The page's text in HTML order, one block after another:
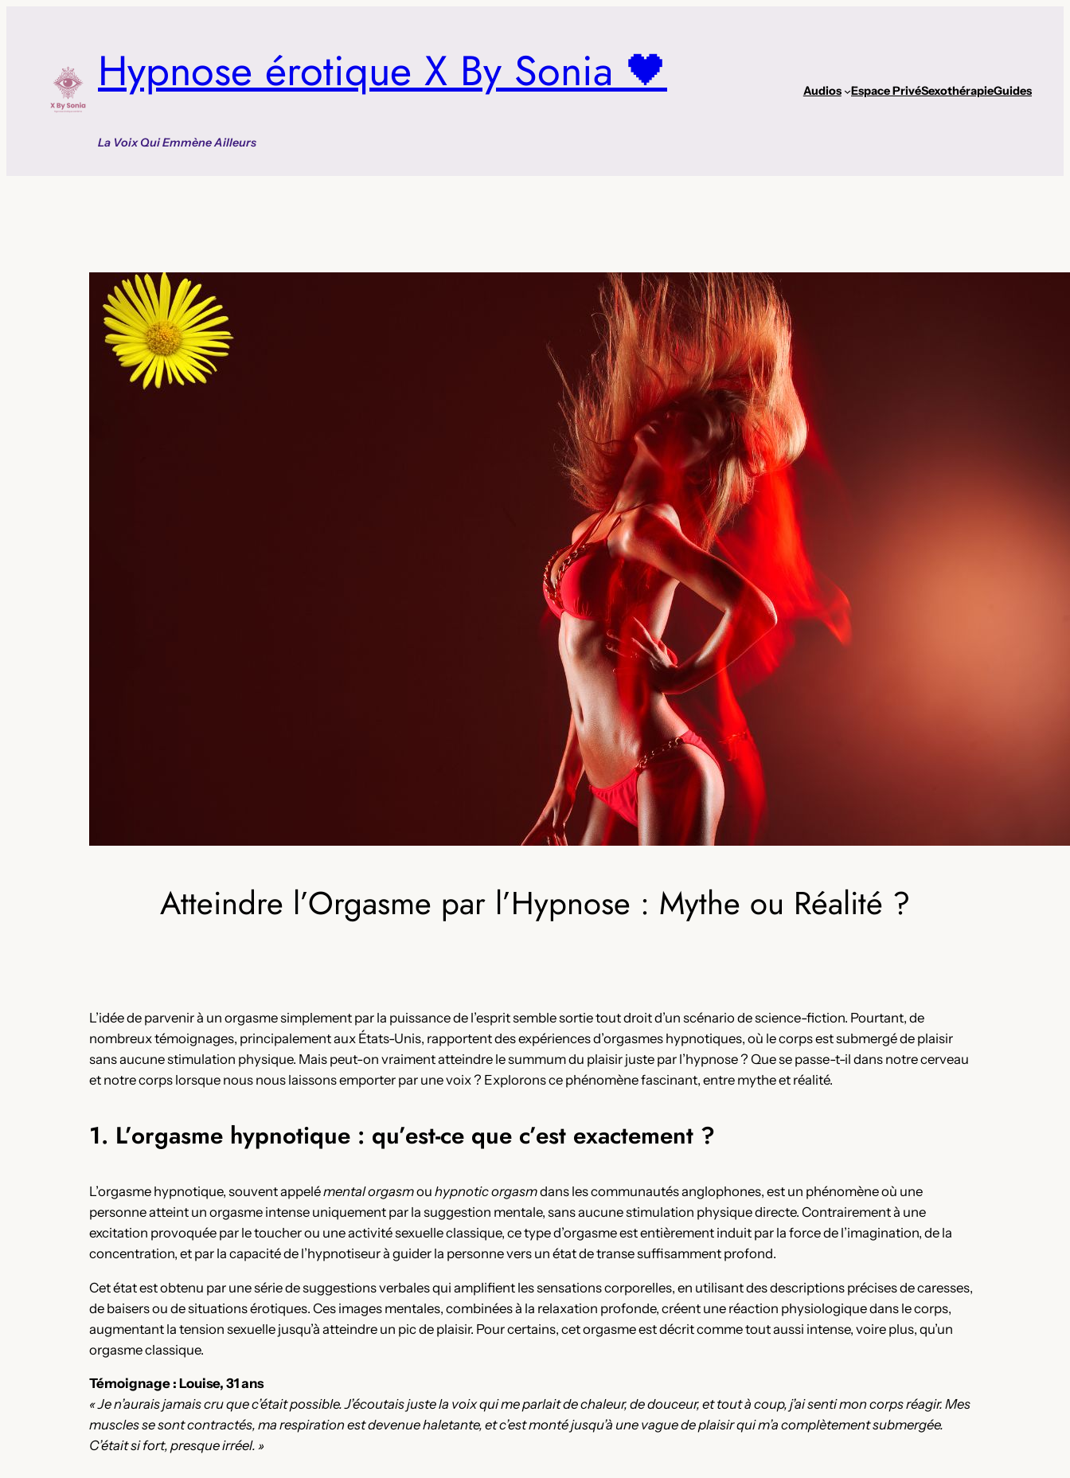
Hypnose érotique X By Sonia 🖤
La Voix Qui Emmène Ailleurs
Audios Espace PrivéSexothérapieGuides
Atteindre l’Orgasme par l’Hypnose : Mythe ou Réalité ?
L’idée de parvenir à un orgasme simplement par la puissance de l’esprit semble sortie tout droit d’un scénario de science-fiction. Pourtant, de
nombreux témoignages, principalement aux États-Unis, rapportent des expériences d’orgasmes hypnotiques, où le corps est submergé de plaisir
sans aucune stimulation physique. Mais peut-on vraiment atteindre le summum du plaisir juste par l’hypnose ? Que se passe-t-il dans notre cerveau
et notre corps lorsque nous nous laissons emporter par une voix ? Explorons ce phénomène fascinant, entre mythe et réalité.
1. L’orgasme hypnotique : qu’est-ce que c’est exactement ?
L’orgasme hypnotique, souvent appelémental orgasmou hypnotic orgasmdans les communautés anglophones, est un phénomène où une
personne atteint un orgasme intense uniquement par la suggestion mentale, sans aucune stimulation physique directe. Contrairement à une
excitation provoquée par le toucher ou une activité sexuelle classique, ce type d’orgasme est entièrement induit par la force de l’imagination, de la
concentration, et par la capacité de l’hypnotiseur à guider la personne vers un état de transe suffisamment profond.
Cet état est obtenu par une série de suggestions verbales qui amplifient les sensations corporelles, en utilisant des descriptions précises de caresses,
de baisers ou de situations érotiques. Ces images mentales, combinées à la relaxation profonde, créent une réaction physiologique dans le corps,
augmentant la tension sexuelle jusqu’à atteindre un pic de plaisir. Pour certains, cet orgasme est décrit comme tout aussi intense, voire plus, qu’un
orgasme classique.
Témoignage : Louise, 31 ans
« Je n’aurais jamais cru que c’était possible. J’écoutais juste la voix qui me parlait de chaleur, de douceur, et tout à coup, j’ai senti mon corps réagir. Mes
muscles se sont contractés, ma respiration est devenue haletante, et c’est monté jusqu’à une vague de plaisir qui m’a complètement submergée.
C’était si fort, presque irréel. »